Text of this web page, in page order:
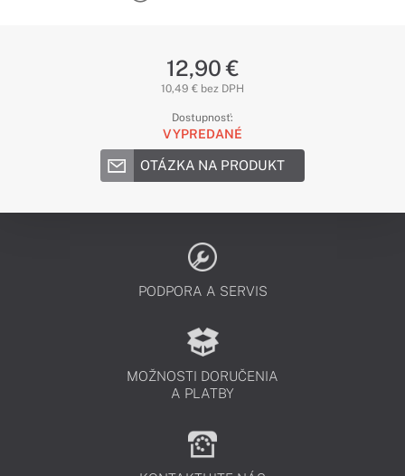
12,90 €
10,49 € bez DPH
Dostupnosť:
VYPREDANÉ
OTÁZKA NA PRODUKT
PODPORA A SERVIS
MOŽNOSTI DORUČENIA
A PLATBY